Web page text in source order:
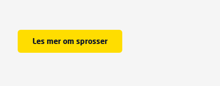
Les mer om sprosser